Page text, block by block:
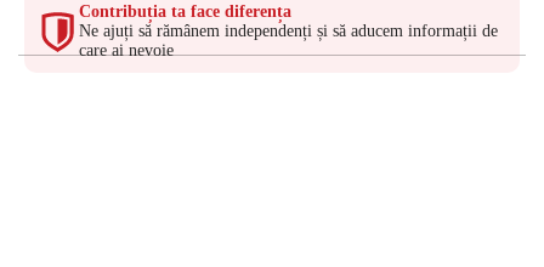
Contribuția ta face diferența
Ne ajuți să rămânem independenți și să aducem informații de
care ai nevoie